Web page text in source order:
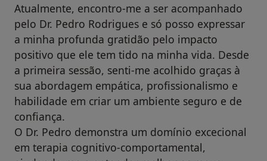
Atualmente, encontro-me a ser acompanhado
pelo Dr. Pedro Rodrigues e só posso expressar
a minha profunda gratidão pelo impacto
positivo que ele tem tido na minha vida. Desde
a primeira sessão, senti-me acolhido graças à
sua abordagem empática, profissionalismo e
habilidade em criar um ambiente seguro e de
confiança.
O Dr. Pedro demonstra um domínio excecional
em terapia cognitivo-comportamental,